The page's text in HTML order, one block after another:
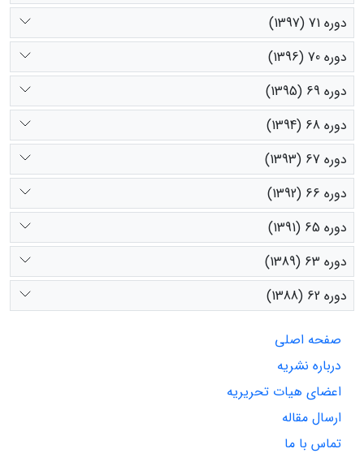
دوره 71 (1397)
دوره 70 (1396)
دوره 69 (1395)
دوره 68 (1394)
دوره 67 (1393)
دوره 66 (1392)
دوره 65 (1391)
دوره 63 (1389)
دوره 62 (1388)
صفحه اصلی
درباره نشریه
اعضای هیات تحریریه
ارسال مقاله
تماس با ما